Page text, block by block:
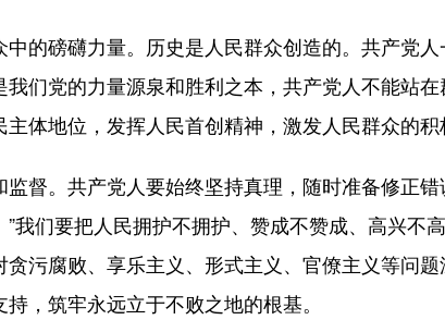
磅礴力量。历史是人民群众创造的。共产党
们党的力量源泉和胜利之本，共产党人不能站
体地位，发挥人民首创精神，激发人民群众的积
。共产党人要始终坚持真理，随时准备修正
我们要把人民拥护不拥护、赞成不赞成、高兴
污腐败、享乐主义、形式主义、官僚主义等问
，筑牢永远立于不败之地的根基。